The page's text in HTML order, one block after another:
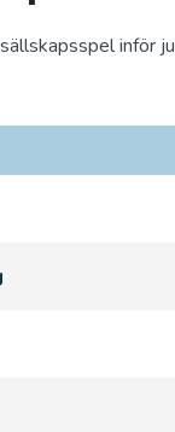
inför